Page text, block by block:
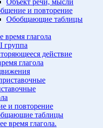
и повторение
Обобщающие таблицы
время глагола
группа
действие
глагола
и повторение
таблицы
время глагола.